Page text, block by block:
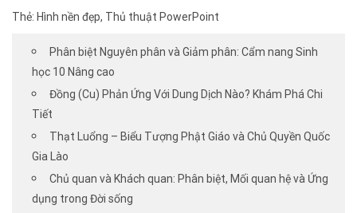
Thẻ: Hình nền đẹp, Thủ thuật PowerPoint
Phân biệt Nguyên phân và Giảm phân: Cẩm nang Sinh
học 10 Nâng cao
Đồng (Cu) Phản Ứng Với Dung Dịch Nào? Khám Phá Chi
Tiết
Thạt Luổng – Biểu Tượng Phật Giáo và Chủ Quyền Quốc
Gia Lào
Chủ quan và Khách quan: Phân biệt, Mối quan hệ và Ứng
dụng trong Đời sống